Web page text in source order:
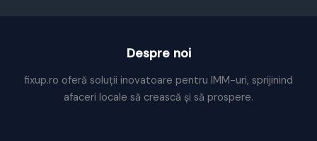
Despre noi
fixup.ro oferă soluții inovatoare pentru IMM-uri, sprijinind
afaceri locale să crească și să prospere.